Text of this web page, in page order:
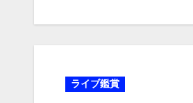
ライブ鑑賞